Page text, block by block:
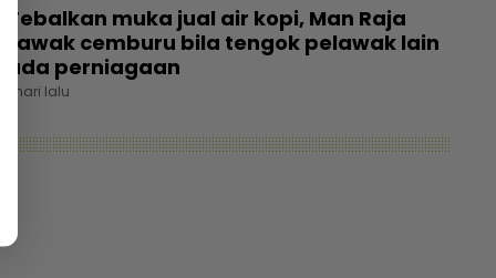
Tebalkan muka jual air kopi, Man Raja
Lawak cemburu bila tengok pelawak lain
ada perniagaan
1 hari lalu